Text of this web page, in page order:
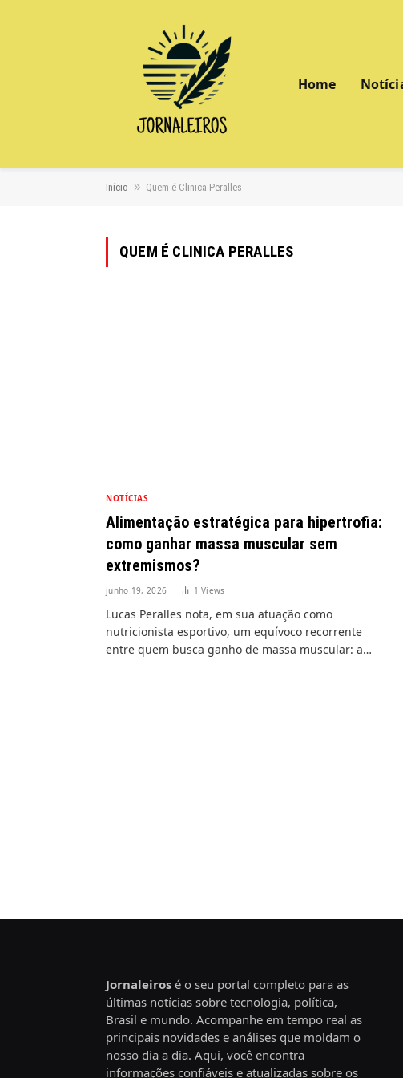
Home
Início » Quem é Clinica Peralles
QUEM É CLINICA PERALLES
NOTÍCIAS
Alimentação estratégica para hipertrofia:
como ganhar massa muscular sem
extremismos?
junho 19, 2026 1Views
Lucas Peralles nota, em sua atuação como
nutricionista esportivo, um equívoco recorrente
entre quem busca ganho de massa muscular: a…
Jornaleiros é o seu portal completo para as
últimas notícias sobre tecnologia, política,
Brasil e mundo. Acompanhe em tempo real as
principais novidades e análises que moldam o
nosso dia a dia. Aqui, você encontra
informações confiáveis e atualizadas sobre os